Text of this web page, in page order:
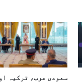
سعودی عرب، ترکیہ